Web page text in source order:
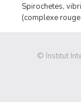
Spirochetes,
(complexe
© Institut